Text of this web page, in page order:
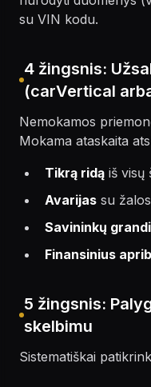
su VIN kodu.
4 žingsnis:
(carVertical
Nemokamos
Mokama ataskaita
Tikrą ridą iš visų
Avarijas su
Savininkų
Finansinius
5 žingsnis:
skelbimu
Sistematiškai